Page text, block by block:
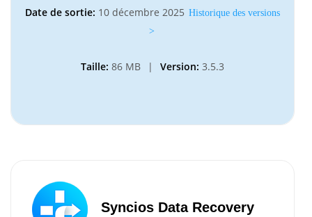
Date de sortie: 10 décembre 2025 Historique des versions
>
Taille: 86 MB | Version: 3.5.3
Syncios Data Recovery